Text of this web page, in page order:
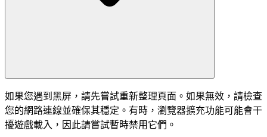
如果您遇到黑屏，請先嘗試重新整理頁面。如果無效，請檢查
您的網路連線並確保其穩定。有時，瀏覽器擴充功能可能會干
擾遊戲載入，因此請嘗試暫時禁用它們。